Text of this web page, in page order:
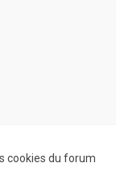
cookies du forum